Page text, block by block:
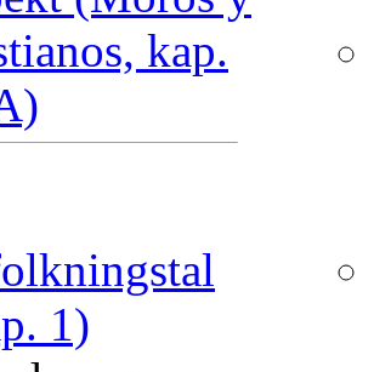
kap.
1)